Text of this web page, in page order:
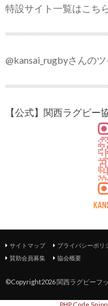
特設サイト一覧はこち
@kansai_rugbyさんのツ
【公式】関西ラグビ
サイトマップ プライバシーポリ
賛助会員募集
協会概要
©Copyright2026関西ラグビーフ